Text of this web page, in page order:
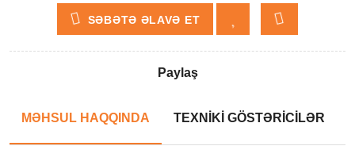
SƏBƏTƏ ƏLAVƏ ET
Paylaş
MƏHSUL HAQQINDA TEXNİKİ GÖSTƏRİCİLƏR